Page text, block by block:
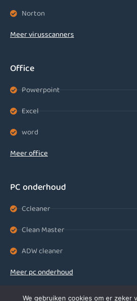
Norton
Meer virusscanners
Office
Powerpoint
Excel
word
Meer office
PC onderhoud
Ccleaner
Clean Master
ADW cleaner
Meer pc onderhoud
We gebruiken cookies om er zeker